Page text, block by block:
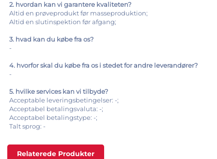
2. hvordan kan vi garantere kvaliteten?
Altid en prøveprodukt før masseproduktion;
Altid en slutinspektion før afgang;
3. hvad kan du købe fra os?
-
4. hvorfor skal du købe fra os i stedet for andre leverandører?
-
5. hvilke services kan vi tilbyde?
Acceptable leveringsbetingelser: -;
Acceptabel betalingsvaluta: -;
Acceptabel betalingstype: -;
Talt sprog: -
Relaterede Produkter